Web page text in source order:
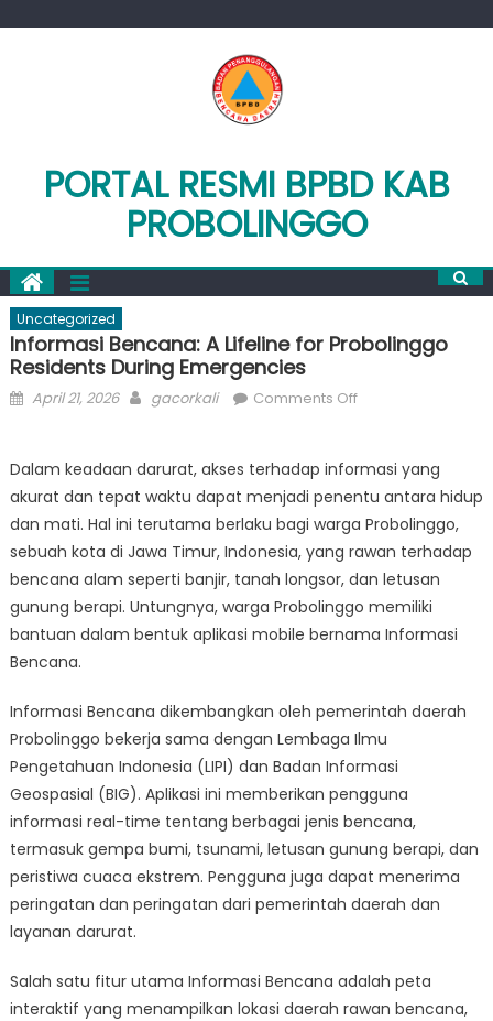
PORTAL RESMI BPBD KAB
PROBOLINGGO
Uncategorized
Informasi Bencana: A Lifeline for Probolinggo
Residents During Emergencies
Posted
April 21, 2026 Author
gacorkali Comments Offon
A
Lifeline
for
Probolinggo
Residents
During
Emergencies
Dalam keadaan darurat, akses terhadap informasi yang
akurat dan tepat waktu dapat menjadi penentu antara hidup
dan mati. Hal ini terutama berlaku bagi warga Probolinggo,
sebuah kota di Jawa Timur, Indonesia, yang rawan terhadap
bencana alam seperti banjir, tanah longsor, dan letusan
gunung berapi. Untungnya, warga Probolinggo memiliki
bantuan dalam bentuk aplikasi mobile bernama Informasi
Bencana.
Informasi Bencana dikembangkan oleh pemerintah daerah
Probolinggo bekerja sama dengan Lembaga Ilmu
Pengetahuan Indonesia (LIPI) dan Badan Informasi
Geospasial (BIG). Aplikasi ini memberikan pengguna
informasi real-time tentang berbagai jenis bencana,
termasuk gempa bumi, tsunami, letusan gunung berapi, dan
peristiwa cuaca ekstrem. Pengguna juga dapat menerima
peringatan dan peringatan dari pemerintah daerah dan
layanan darurat.
Salah satu fitur utama Informasi Bencana adalah peta
interaktif yang menampilkan lokasi daerah rawan bencana,